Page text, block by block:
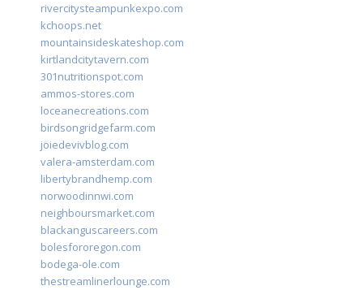
rivercitysteampunkexpo.com
kchoops.net
mountainsideskateshop.com
kirtlandcitytavern.com
301nutritionspot.com
ammos-stores.com
loceanecreations.com
birdsongridgefarm.com
joiedevivblog.com
valera-amsterdam.com
libertybrandhemp.com
norwoodinnwi.com
neighboursmarket.com
blackanguscareers.com
bolesfororegon.com
bodega-ole.com
thestreamlinerlounge.com